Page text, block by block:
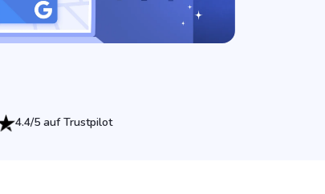
4.4/5 auf Trustpilot